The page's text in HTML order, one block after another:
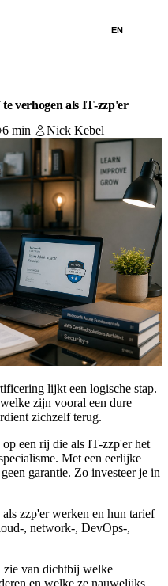
EN
verhogen als IT-zzp'er
6 min Nick Kebel
lijkt een logische stap.
zijn vooral een dure
zichzelf terug.
een rij die als IT-zzp'er het
Met een eerlijke
garantie. Zo investeer je in
zzp'er werken en hun tarief
, network-, DevOps-,
van dichtbij welke
en welke ze nauwelijks